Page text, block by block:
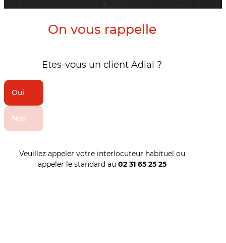
On vous rappelle
Etes-vous un client Adial ?
Oui
Non
Veuillez appeler votre interlocuteur habituel ou
appeler le standard au 02 31 65 25 25